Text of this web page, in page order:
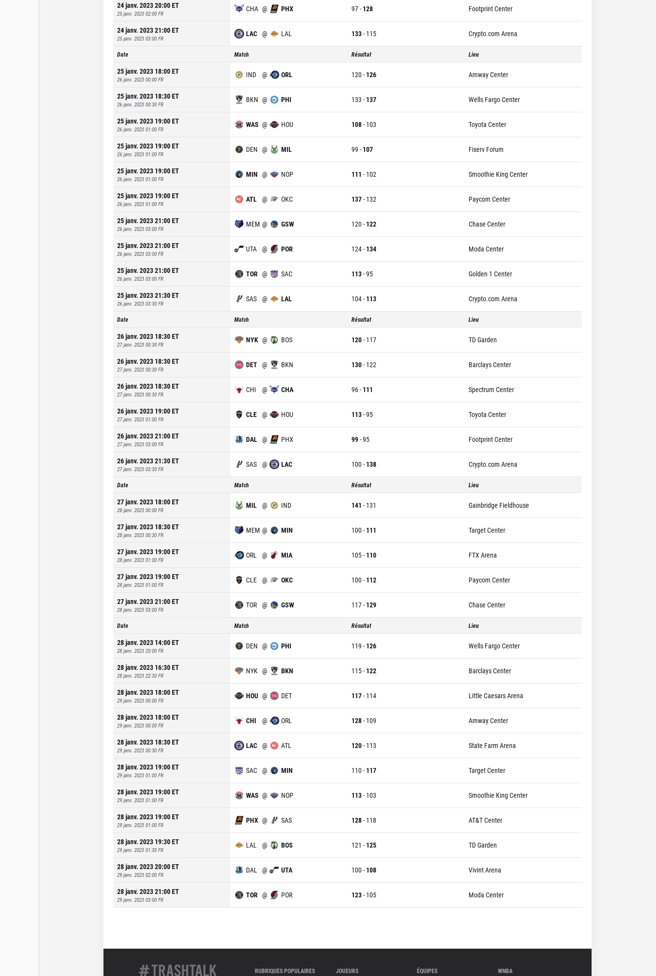
24 janv. 2023 20:00ET
25 janv. 2023 02:00 FR
CHA @ PHX 97- 128 Footprint Center
24 janv. 2023 21:00ET
25 janv. 2023 03:00 FR
LAC @ LAL 133- 115 Crypto.com Arena
Date Match Résultat Lieu
25 janv. 2023 18:00ET
26 janv. 2023 00:00 FR
IND @ ORL 120- 126 Amway Center
25 janv. 2023 18:30ET
26 janv. 2023 00:30 FR
BKN @ PHI 133 - 137 Wells Fargo Center
25 janv. 2023 19:00ET
26 janv. 2023 01:00 FR
WAS @ HOU 108- 103 Toyota Center
25 janv. 2023 19:00ET
26 janv. 2023 01:00 FR
DEN @ MIL 99 - 107 Fiserv Forum
25 janv. 2023 19:00ET
26 janv. 2023 01:00 FR
MIN @ NOP 111 - 102 Smoothie King Center
25 janv. 2023 19:00ET
26 janv. 2023 01:00 FR
ATL @ OKC 137- 132 Paycom Center
25 janv. 2023 21:00ET
26 janv. 2023 03:00 FR
MEM @ GSW 120- 122 Chase Center
25 janv. 2023 21:00ET
26 janv. 2023 03:00 FR
UTA @ POR 124- 134 Moda Center
25 janv. 2023 21:00ET
26 janv. 2023 03:00 FR
TOR @ SAC 113-95 Golden 1 Center
25 janv. 2023 21:30ET
26 janv. 2023 03:30 FR
SAS @ LAL 104- 113 Crypto.com Arena
Date Match Résultat Lieu
26 janv. 2023 18:30ET
27 janv. 2023 00:30 FR
NYK @ BOS 120- 117 TD Garden
26 janv. 2023 18:30ET
27 janv. 2023 00:30 FR
DET @ BKN 130- 122 Barclays Center
26 janv. 2023 18:30ET
27 janv. 2023 00:30 FR
CHI @ CHA 96- 111 Spectrum Center
26 janv. 2023 19:00ET
27 janv. 2023 01:00 FR
CLE @ HOU 113-95 Toyota Center
26 janv. 2023 21:00ET
27 janv. 2023 03:00 FR
DAL @ PHX 99-95 Footprint Center
26 janv. 2023 21:30ET
27 janv. 2023 03:30 FR
SAS @ LAC 100- 138 Crypto.com Arena
Date Match Résultat Lieu
27 janv. 2023 18:00ET
28 janv. 2023 00:00 FR
MIL @ IND 141 - 131 Gainbridge Fieldhouse
27 janv. 2023 18:30ET
28 janv. 2023 00:30 FR
MEM @ MIN 100- 111 Target Center
27 janv. 2023 19:00ET
28 janv. 2023 01:00 FR
ORL @ MIA 105- 110 FTX Arena
27 janv. 2023 19:00ET
28 janv. 2023 01:00 FR
CLE @ OKC 100- 112 Paycom Center
27 janv. 2023 21:00ET
28 janv. 2023 03:00 FR
TOR @ GSW 117- 129 Chase Center
Date Match Résultat Lieu
28 janv. 2023 14:00ET
28 janv. 2023 20:00 FR
DEN @ PHI 119 - 126 Wells Fargo Center
28 janv. 2023 16:30ET
28 janv. 2023 22:30 FR
NYK @ BKN 115- 122 Barclays Center
28 janv. 2023 18:00ET
29 janv. 2023 00:00 FR
HOU @ DET 117- 114 Little Caesars Arena
28 janv. 2023 18:00ET
29 janv. 2023 00:00 FR
CHI @ ORL 128- 109 Amway Center
28 janv. 2023 18:30ET
29 janv. 2023 00:30 FR
LAC @ ATL 120- 113 State Farm Arena
28 janv. 2023 19:00ET
29 janv. 2023 01:00 FR
SAC @ MIN 110- 117 Target Center
28 janv. 2023 19:00ET
29 janv. 2023 01:00 FR
WAS @ NOP 113- 103 Smoothie King Center
28 janv. 2023 19:00ET
29 janv. 2023 01:00 FR
PHX @ SAS 128- 118 AT&T Center
28 janv. 2023 19:30ET
29 janv. 2023 01:30 FR
LAL @ BOS 121 - 125 TD Garden
28 janv. 2023 20:00ET
29 janv. 2023 02:00 FR
DAL @ UTA 100- 108 Vivint Arena
28 janv. 2023 21:00ET
29 janv. 2023 03:00 FR
TOR @ POR 123- 105 Moda Center
RUBRIQUES POPULAIRES JOUEURS ÉQUIPES WNBA